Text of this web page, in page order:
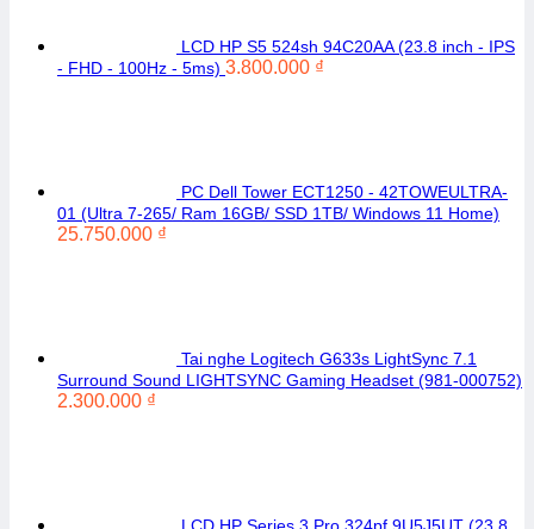
LCD HP S5 524sh 94C20AA (23.8 inch - IPS
- FHD - 100Hz - 5ms) 3.800.000 ₫
PC Dell Tower ECT1250 - 42TOWEULTRA-
01 (Ultra 7-265/ Ram 16GB/ SSD 1TB/ Windows 11 Home)
25.750.000 ₫
Tai nghe Logitech G633s LightSync 7.1
Surround Sound LIGHTSYNC Gaming Headset (981-000752)
2.300.000 ₫